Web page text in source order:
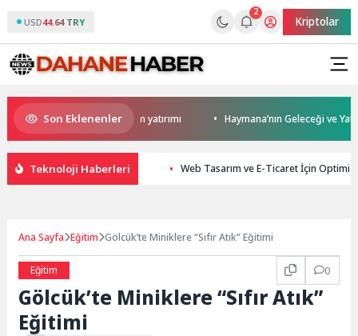
USD44.64 TRY
2
Kriptolar
Son Eklenenler
Darıca’ya modern ulaşım yatırımı Haymana’nın Geleceği ve
Teknoloji Haberleri Web Tasarım ve E-Ticaret İçin
Ana Sayfa Eğitim Gölcük’te Miniklere “Sıfır Atık” Eğitimi
Eğitim 0
Gölcük’te Miniklere “Sıfır Atık”
Eğitimi